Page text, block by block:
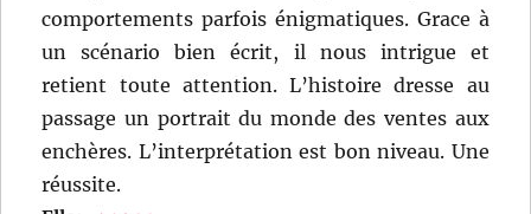
comportements parfois énigmatiques. Grace à
un scénario bien écrit, il nous intrigue et
retient toute attention. L’histoire dresse au
passage un portrait du monde des ventes aux
enchères. L’interprétation est bon niveau. Une
réussite.